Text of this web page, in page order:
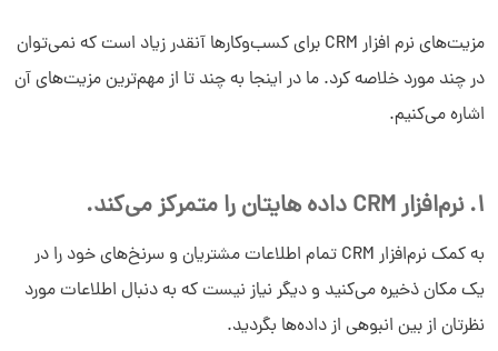
مزیت‌های نرم افزار CRM برای کسب‌وکارها آنقدر زیاد است که نمی‌توان
در چند مورد خلاصه کرد. ما در اینجا به چند تا از مهم‌ترین مزیت‌های آن
اشاره می‌کنیم.
1. نرم‌افزار CRM داده هایتان را متمرکز می‌کند.
به کمک نرم‌افزار CRM تمام اطلاعات مشتریان و سرنخ‌های خود را در
یک مکان ذخیره می‌کنید و دیگر نیاز نیست که به دنبال اطلاعات مورد
نظرتان از بین انبوهی از داده‌ها بگردید.